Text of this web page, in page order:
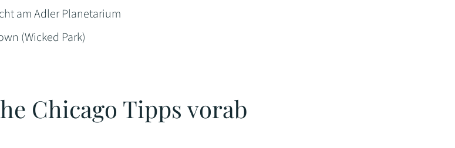
am Adler Planetarium
(Wicked Park)
Chicago Tipps vorab